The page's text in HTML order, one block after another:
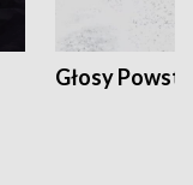
Głosy